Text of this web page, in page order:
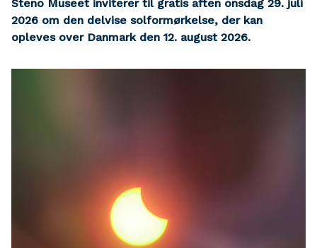
Steno Museet inviterer til gratis aften onsdag 29. juli
2026 om den delvise solformørkelse, der kan
opleves over Danmark den 12. august 2026.